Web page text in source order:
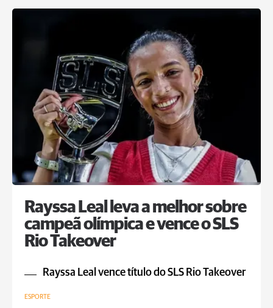
Rayssa Leal leva a melhor sobre
campeã olímpica e vence o SLS
Rio Takeover
Rayssa Leal vence título do SLS Rio Takeover
ESPORTE